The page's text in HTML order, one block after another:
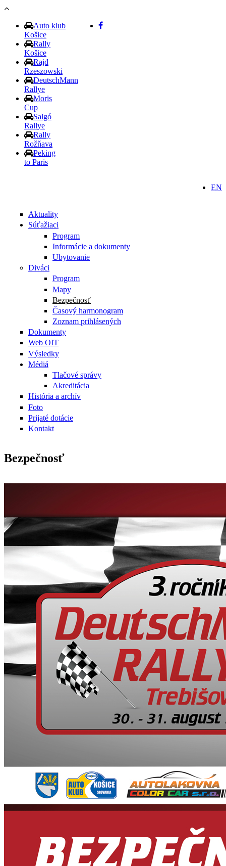
Skočiť na hlavný obsah
Auto klub
Košice
Rally
Košice
Rajd
Rzeszowski
DeutschMann
Rallye
Moris
Cup
Salgó
Rallye
Rally
Rožňava
Peking
to Paris
EN
Aktuality
Súťažiaci
Program
Informácie a dokumenty
Ubytovanie
Diváci
Program
Mapy
Bezpečnosť
Časový harmonogram
Zoznam prihlásených
Dokumenty
Web OIT
Výsledky
Médiá
Tlačové správy
Akreditácia
História a archív
Foto
Prijaté dotácie
Kontakt
Bezpečnosť